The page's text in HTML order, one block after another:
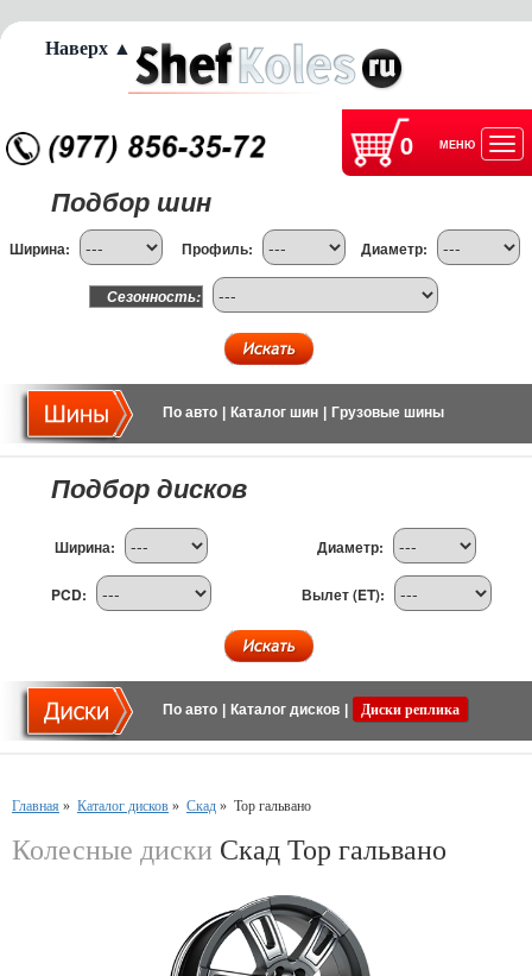
0 МЕНЮ
Подбор шин
Ширина: Профиль: Диаметр:
Сезонность:
По авто Каталог шин Грузовые шины
Подбор дисков
Ширина: Диаметр:
PCD: Вылет (ET):
По авто Каталог дисков Диски реплика
Главная » Каталог дисков » Скад » Тор гальвано
Колесные диски Скад Тор гальвано
Наверх ▲